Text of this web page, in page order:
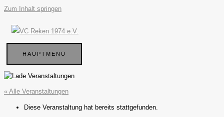
Zum Inhalt springen
HAUPTMENÜ
« Alle Veranstaltungen
Diese Veranstaltung hat bereits stattgefunden.